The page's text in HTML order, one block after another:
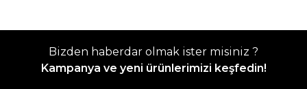
Bizden haberdar olmak ister misiniz ?
Kampanya ve yeni ürünlerimizi keşfedin!